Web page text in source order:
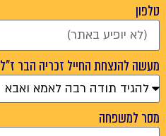
טלפון
מעשה להנצחת החייל זכריה הבר ז"ל
מסר למשפחה